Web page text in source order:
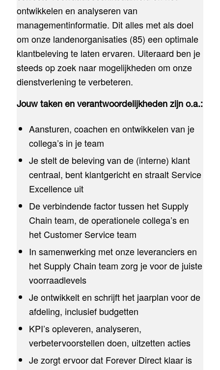
ontwikkelen en analyseren van
managementinformatie. Dit alles met als doel
om onze landenorganisaties (85) een optimale
klantbeleving te laten ervaren. Uiteraard ben je
steeds op zoek naar mogelijkheden om onze
dienstverlening te verbeteren.
Jouw taken en verantwoordelijkheden zijn o.a.:
Aansturen, coachen en ontwikkelen van je
collega’s in je team
Je stelt de beleving van de (interne) klant
centraal, bent klantgericht en straalt Service
Excellence uit
De verbindende factor tussen het Supply
Chain team, de operationele collega’s en
het Customer Service team
In samenwerking met onze leveranciers en
het Supply Chain team zorg je voor de juiste
voorraadlevels
Je ontwikkelt en schrijft het jaarplan voor de
afdeling, inclusief budgetten
KPI’s opleveren, analyseren,
verbetervoorstellen doen, uitzetten acties
Je zorgt ervoor dat Forever Direct klaar is